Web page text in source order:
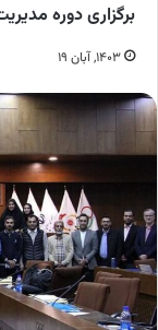
برگزاری دوره
۱۴۰۳, آبان ۱۹